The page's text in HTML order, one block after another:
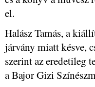
el.
Halász Tamás, a
járvány miatt késve,
szerint az eredetileg
a Bajor Gizi